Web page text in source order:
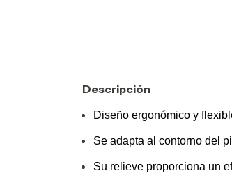
Descripción
Diseño ergonómico y
Se adapta al contorno del
Su relieve proporciona un